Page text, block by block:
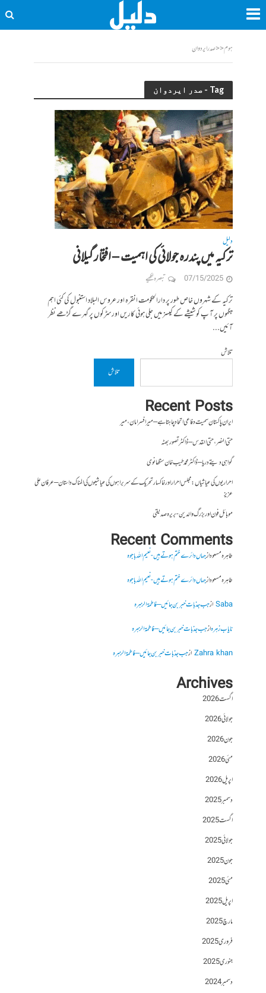
ہوم<<صدر ایردوان
Tag - صدر ایردوان
دلیل
ترکیہ میں پندرہ جولائی کی اہمیت – افتخار گیلانی
07/15/2025 تبصرہ لکھیے
ترکیہ کے شہروں خاص طور پر دارالحکومت انقرہ اور عروس البلاد استنبول کی کئی اہم
جگہوں پر آ پ کو شیشے کے کیسز میں جلی ہوئی کاریں اور سڑکوں پر گہرے گڑھے نظر
آئیں...
تلاش
تلاش
Recent Posts
ایران پاکستان سمیت دفاعی اتحاد چاہتا ہے – میر افسر امان،میر
حتی النصر ، حتی القدس – ڈاکٹر تصور بھٹہ
گواہی دیتے دریا – ڈاکٹر محمد طیب خان سنگھانوی
احراریوں کی عیاشیاں : مجلس احرار اور خاکسار تحریک کے سربراہوں کی عیاشیوں کی المناک داستان – عرفان علی
عزیز
موبائل فون اور بزرگ والدین- بریرہ صدیقی
Recent Comments
طاہرہ مسعودازجہاں دائرے ختم ہوتے ہیں- نعیم اللہ باجوہ
طاہرہ مسعودازجہاں دائرے ختم ہوتے ہیں- نعیم اللہ باجوہ
Sabaازجب جذبات خبر بن جائیں – فاطمۃالزہرہ
نایاب زہرہازجب جذبات خبر بن جائیں – فاطمۃالزہرہ
Zahra khanازجب جذبات خبر بن جائیں – فاطمۃالزہرہ
Archives
اگست 2026
جولائی 2026
جون 2026
مئی 2026
اپریل 2026
دسمبر 2025
اگست 2025
جولائی 2025
جون 2025
مئی 2025
اپریل 2025
مارچ 2025
فروری 2025
جنوری 2025
دسمبر 2024